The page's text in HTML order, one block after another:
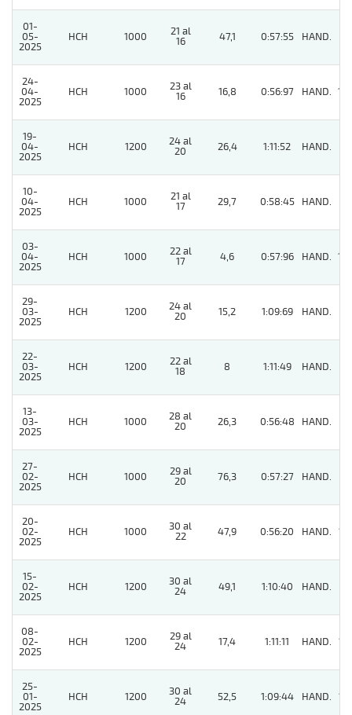
01-
05-
2025
HCH 1000
21 al
16
47,1 0:57:55 HAND.
24-
04-
2025
HCH 1000
23 al
16
16,8 0:56:97 HAND. 14
19-
04-
2025
HCH 1200
24 al
20
26,4 1:11:52 HAND.
10-
04-
2025
HCH 1000
21 al
17
29,7 0:58:45 HAND.
03-
04-
2025
HCH 1000
22 al
17
4,6 0:57:96 HAND. 14
29-
03-
2025
HCH 1200
24 al
20
15,2 1:09:69 HAND.
22-
03-
2025
HCH 1200
22 al
18
8 1:11:49 HAND.
13-
03-
2025
HCH 1000
28 al
20
26,3 0:56:48 HAND.
27-
02-
2025
HCH 1000
29 al
20
76,3 0:57:27 HAND.
20-
02-
2025
HCH 1000
30 al
22
47,9 0:56:20 HAND. 13
15-
02-
2025
HCH 1200
30 al
24
49,1 1:10:40 HAND.
08-
02-
2025
HCH 1200
29 al
24
17,4 1:11:11 HAND. 13
25-
01-
2025
HCH 1200
30 al
24
52,5 1:09:44 HAND. 12